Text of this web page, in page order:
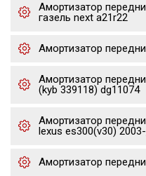
Амортизатор
газель next a21r22
Амортизатор
Амортизатор
(kyb 339118) dg11074
Амортизатор
lexus es300(v30)
Амортизатор